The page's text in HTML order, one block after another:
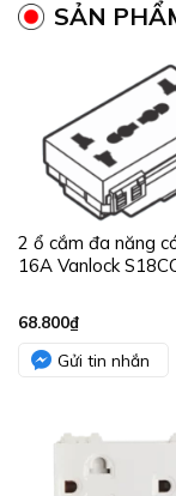
SẢN
2 ổ cắm đa năng
16A Vanlock
68.800₫
Gửi tin nhắn